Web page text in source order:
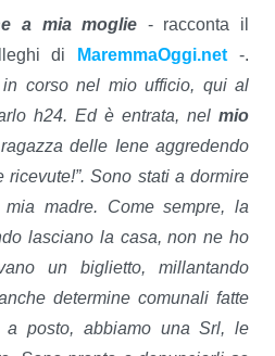
a mia moglie - racconta il
di
MaremmaOggi.net -.
corso nel mio ufficio, qui al
h24. Ed è entrata, nel mio
delle Iene aggredendo
Sono stati a dormire
madre. Come sempre, la
lasciano la casa, non ne ho
un biglietto, millantando
determine comunali fatte
posto, abbiamo una Srl, le